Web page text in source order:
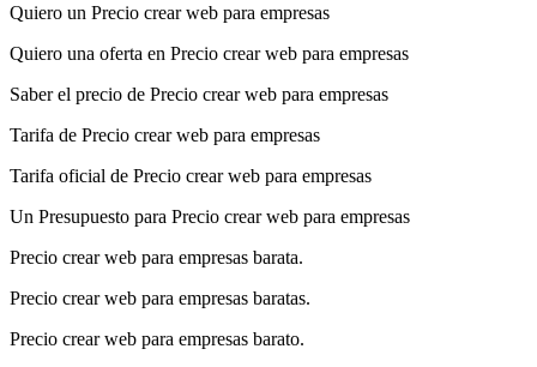
Quiero un Precio crear web para empresas
Quiero una oferta en Precio crear web para empresas
Saber el precio de Precio crear web para empresas
Tarifa de Precio crear web para empresas
Tarifa oficial de Precio crear web para empresas
Un Presupuesto para Precio crear web para empresas
Precio crear web para empresas barata.
Precio crear web para empresas baratas.
Precio crear web para empresas barato.